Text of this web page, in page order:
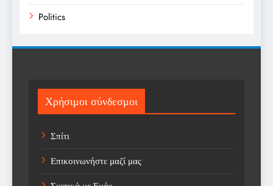
Politics
Sports
Technology
Trending
Weather
Χρήσιμοι σύνδεσμοι
Σπίτι
Επικοινωνήστε μαζί μας